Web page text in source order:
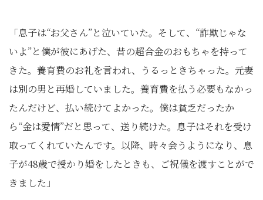
「息子は“お父さん”と泣いていた。そして、“詐欺じゃな
いよ”と僕が彼にあげた、昔の超合金のおもちゃを持って
きた。養育費のお礼を言われ、うるっときちゃった。元妻
は別の男と再婚していました。養育費を払う必要もなかっ
たんだけど、払い続けてよかった。僕は貧乏だったか
ら“金は愛情”だと思って、送り続けた。息子はそれを受け
取ってくれていたんです。以降、時々会うようになり、息
子が48歳で授かり婚をしたときも、ご祝儀を渡すことがで
きました」